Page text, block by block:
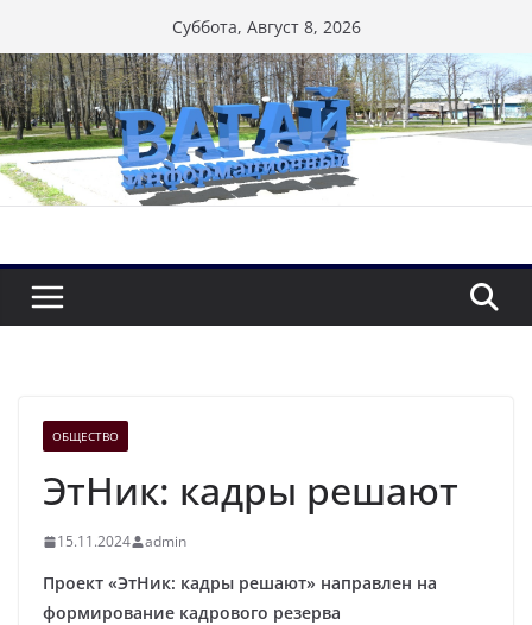
к
содержимому
Суббота, Август 8, 2026
ОБЩЕСТВО
ЭтНик: кадры решают
15.11.2024 admin
Проект «ЭтНик: кадры решают» направлен на
формирование кадрового резерва